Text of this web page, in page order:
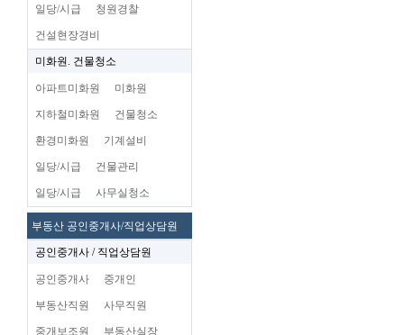
일당/시급 청원경찰
건설현장경비
미화원. 건물청소
아파트미화원 미화원
지하철미화원 건물청소
환경미화원 기계설비
일당/시급 건물관리
일당/시급 사무실청소
부동산 공인중개사/직업상담원
공인중개사 / 직업상담원
공인중개사 중개인
부동산직원 사무직원
중개보조원 부동산실장